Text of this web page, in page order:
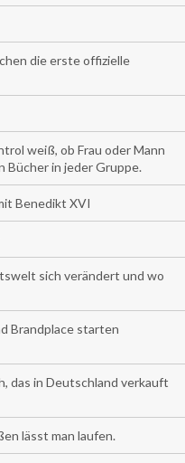
die erste offizielle
weiß, ob Frau oder Mann
Bücher in jeder Gruppe.
Benedikt XVI
sich verändert und wo
Brandplace starten
das in Deutschland verkauft
lässt man laufen.